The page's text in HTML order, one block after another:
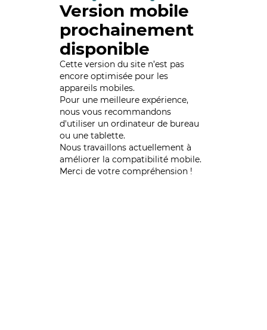
Version mobile
prochainement
disponible
Cette version du site n’est pas
encore optimisée pour les
appareils mobiles.
Pour une meilleure expérience,
nous vous recommandons
d'utiliser un ordinateur de bureau
ou une tablette.
Nous travaillons actuellement à
améliorer la compatibilité mobile.
Merci de votre compréhension !